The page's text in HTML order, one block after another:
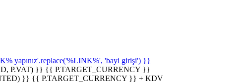
yapınız'.replace('%LINK%', 'bayi girişi') }}
P.VAT) }} {{ P.TARGET_CURRENCY }}
}} {{ P.TARGET_CURRENCY }} + KDV